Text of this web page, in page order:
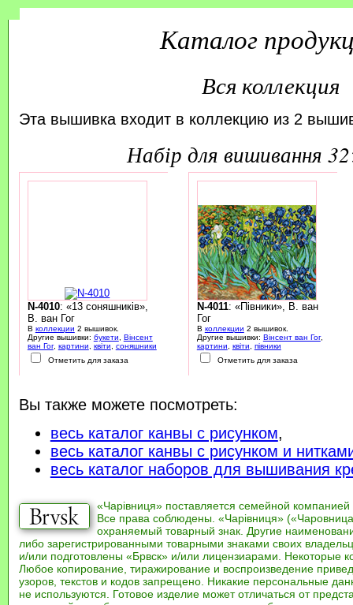
Каталог
Вся коллекция
Эта вышивка входит в коллекцию из 2
набір для вишивання
N-4010: «13 соняшників»,
В. ван Гог
В коллекции 2 вышивок.
Другие вышивки: букети
Вінсент
ван Гог, картини квіти
соняшники
Отметить для заказа
N-4011: «Півники», В. ван
Гог
В коллекции 2 вышивок.
Другие вышивки: Вінсент ван Гог,
картини
квіти
півники
Отметить для заказа
Вы также можете посмотреть:
весь каталог канвы с рисунком,
весь каталог канвы с рисунком и
весь каталог наборов для вышивания
«Чарівниця» поставляется семейной компанией
Все права соблюдены. «Чарівниця»
охраняемый товарный знак. Другие
либо зарегистрированными товарными знаками своих
и/или подготовлены «Брвск» и/или лицензиарами. Некоторые
Любое копирование, тиражирование и воспроизведение
узоров, текстов и кодов запрещено. Никакие персональные
не используются. Готовое изделие может отличаться от